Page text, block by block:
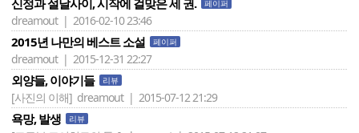
신정과 설날사이, 시작에 걸맞은 세 권. 페이퍼
dreamout | 2016-02-10 23:46
2015년 나만의 베스트 소설 페이퍼
dreamout | 2015-12-31 22:27
외양들, 이야기들 리뷰
[사진의 이해] dreamout | 2015-07-12 21:29
욕망, 발생 리뷰